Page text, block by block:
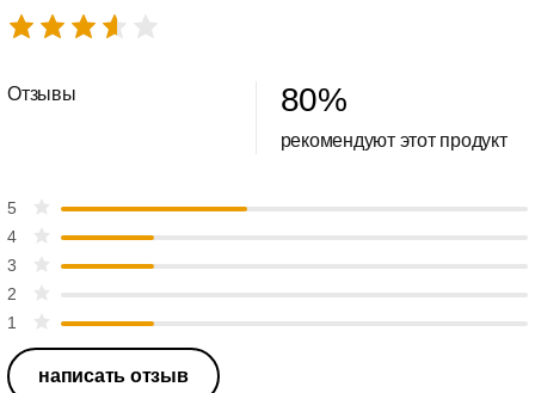
Отзывы 80%
рекомендуют этот продукт
5
4
3
2
1
написать отзыв